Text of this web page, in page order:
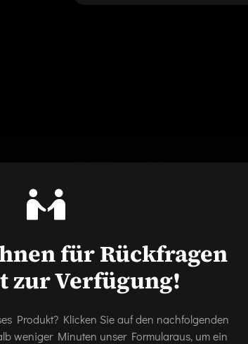
für Rückfragen
zur Verfügung!
Produkt? Klicken Sie auf den nachfolgenden
weniger Minuten unser Formularaus, um ein